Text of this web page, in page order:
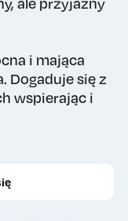
i mająca
Dogaduje się z
wspierając i